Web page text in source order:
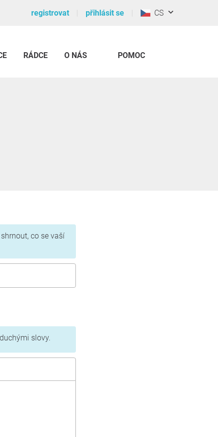
registrovat přihlásit se CS
RÁDCE O NÁS POMOC
co se vaší
slovy.